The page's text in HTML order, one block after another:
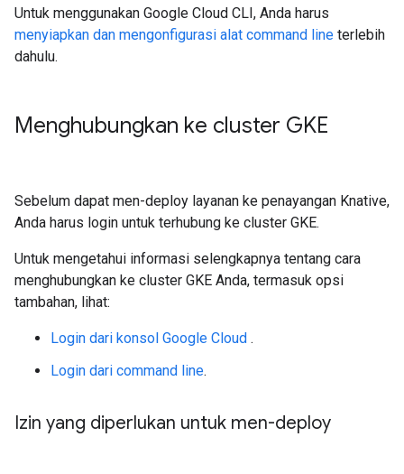
Untuk menggunakan Google Cloud CLI, Anda harus
menyiapkan dan mengonfigurasi alat command line terlebih
dahulu.
Menghubungkan ke cluster GKE
Sebelum dapat men-deploy layanan ke penayangan Knative,
Anda harus login untuk terhubung ke cluster GKE.
Untuk mengetahui informasi selengkapnya tentang cara
menghubungkan ke cluster GKE Anda, termasuk opsi
tambahan, lihat:
Login dari konsol Google Cloud .
Login dari command line.
Izin yang diperlukan untuk men-deploy